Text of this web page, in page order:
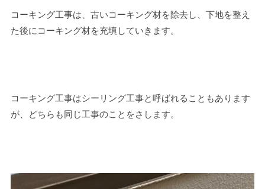
コーキング工事は、古いコーキング材を除去し、下地を整え
た後にコーキング材を充填していきます。
コーキング工事はシーリング工事と呼ばれることもあります
が、どちらも同じ工事のことをさします。